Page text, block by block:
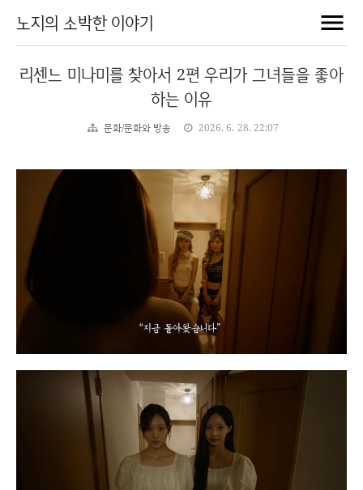
노지의 소박한 이야기
리센느 미나미를 찾아서 2편 우리가 그녀들을 좋아
하는 이유
문화/문화와 방송 2026. 6. 28. 22:07